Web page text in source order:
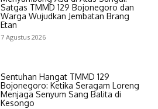
Satgas TMMD 129 Bojonegoro dan
Warga Wujudkan Jembatan Brang
Etan
7 Agustus 2026
Sentuhan Hangat TMMD 129
Bojonegoro: Ketika Seragam Loreng
Menjaga Senyum Sang Balita di
Kesongo